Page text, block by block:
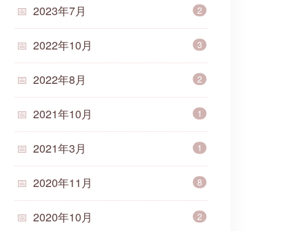
2023年7月 2
2022年10月 3
2022年8月 2
2021年10月 1
2021年3月 1
2020年11月 8
2020年10月 2